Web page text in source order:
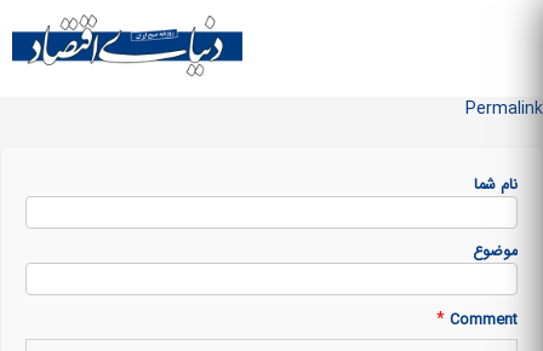
main
content
Permalink
نام شما
موضوع
Comment
*